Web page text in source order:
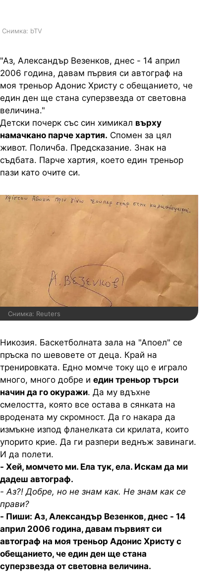
Снимка: bTV
"Аз, Александър Везенков, днес - 14 април
2006 година, давам първия си автограф на
моя треньор Адонис Христу с обещанието, че
един ден ще стана суперзвезда от световна
величина."
Детски почерк със син химикал върху
намачкано парче хартия. Спомен за цял
живот. Поличба. Предсказание. Знак на
съдбата. Парче хартия, което един треньор
пази като очите си.
Снимка: Reuters
Никозия. Баскетболната зала на "Апоел" се
пръска по шевовете от деца. Край на
тренировката. Едно момче току що е играло
много, много добре и един треньор търси
начин да го окуражи. Да му вдъхне
смелостта, която все остава в сянката на
вродената му скромност. Да го накара да
измъкне изпод фланелката си крилата, които
упорито крие. Да ги разпери веднъж завинаги.
И да полети.
- Хей, момчето ми. Ела тук, ела. Искам да ми
дадеш автограф.
- Аз?! Добре, но не знам как. Не знам как се
прави?
- Пиши: Аз, Александър Везенков, днес - 14
април 2006 година, давам първият си
автограф на моя треньор Адонис Христу с
обещанието, че един ден ще стана
суперзвезда от световна величина.